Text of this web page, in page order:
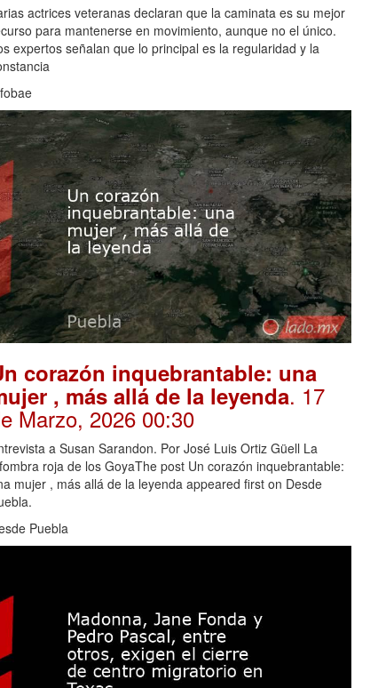
actrices veteranas declaran que la caminata es su mejor
para mantenerse en movimiento, aunque no el único.
expertos señalan que lo principal es la regularidad y la
corazón inquebrantable: una
, más allá de la leyenda. 17
Marzo, 2026 00:30
a Susan Sarandon. Por José Luis Ortiz Güell La
roja de los GoyaThe post Un corazón inquebrantable:
mujer , más allá de la leyenda appeared first on Desde
Puebla